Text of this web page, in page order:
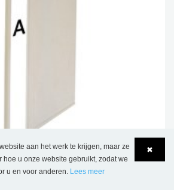
✖
aan het werk te krijgen, maar ze
hoe u onze website gebruikt, zodat we
u en voor anderen. Lees meer